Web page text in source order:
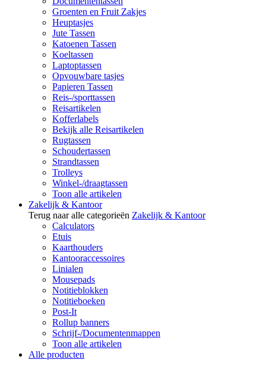
Groenten en Fruit Zakjes
Heuptasjes
Jute Tassen
Katoenen Tassen
Koeltassen
Laptoptassen
Opvouwbare tasjes
Papieren Tassen
Reis-/sporttassen
Reisartikelen
Kofferlabels
Bekijk alle Reisartikelen
Rugtassen
Schoudertassen
Strandtassen
Trolleys
Winkel-/draagtassen
Toon alle artikelen
Zakelijk & Kantoor
Terug naar alle categorieën Zakelijk & Kantoor
Calculators
Etuis
Kaarthouders
Kantooraccessoires
Linialen
Mousepads
Notitieblokken
Notitieboeken
Post-It
Rollup banners
Schrijf-/Documentenmappen
Toon alle artikelen
Alle producten